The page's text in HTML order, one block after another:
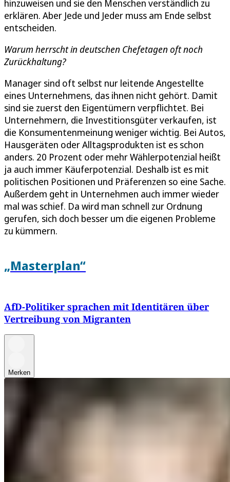
hinzuweisen und sie den Menschen verständlich zu
erklären. Aber Jede und Jeder muss am Ende selbst
entscheiden.
Warum herrscht in deutschen Chefetagen oft noch
Zurückhaltung?
Manager sind oft selbst nur leitende Angestellte
eines Unternehmens, das ihnen nicht gehört. Damit
sind sie zuerst den Eigentümern verpflichtet. Bei
Unternehmern, die Investitionsgüter verkaufen, ist
die Konsumentenmeinung weniger wichtig. Bei Autos,
Hausgeräten oder Alltagsprodukten ist es schon
anders. 20 Prozent oder mehr Wählerpotenzial heißt
ja auch immer Käuferpotenzial. Deshalb ist es mit
politischen Positionen und Präferenzen so eine Sache.
Außerdem geht in Unternehmen auch immer wieder
mal was schief. Da wird man schnell zur Ordnung
gerufen, sich doch besser um die eigenen Probleme
zu kümmern.
„Masterplan“
AfD-Politiker sprachen mit Identitären über
Vertreibung von Migranten
Merken